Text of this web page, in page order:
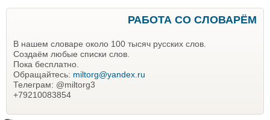
РАБОТА СО СЛОВАРЁМ
В нашем словаре около 100 тысяч русских слов.
Создаём любые списки слов.
Пока бесплатно.
Обращайтесь: miltorg@yandex.ru
Телеграм: @miltorg3
+79210083854